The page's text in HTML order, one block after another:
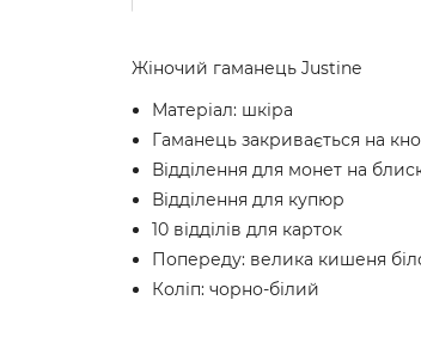
Жіночий гаманець Justine
Матеріал: шкіра
Гаманець закривається на
Відділення для монет на
Відділення для купюр
10 відділів для карток
Попереду: велика кишеня
Коліп: чорно-білий